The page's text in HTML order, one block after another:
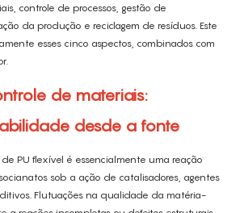
controle de processos, gestão de
da produção e reciclagem de resíduos. Este
esses cinco aspectos, combinados com
de materiais:
desde a fonte
PU flexível é essencialmente uma reação
sob a ação de catalisadores, agentes
Flutuações na qualidade da matéria-